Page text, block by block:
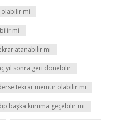
olabilir mi
mi
atanabilir mi
yıl sonra geri dönebilir
tekrar memur olabilir mi
başka kuruma geçebilir mi